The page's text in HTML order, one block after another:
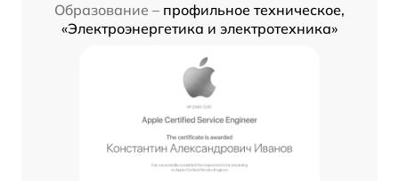
Образование – профильное техническое,
«Электроэнергетика и электротехника»